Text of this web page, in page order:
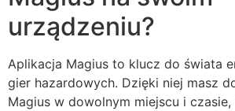
urządzeniu?
Aplikacja Magius to klucz do świata
gier hazardowych. Dzięki niej masz
Magius w dowolnym miejscu i